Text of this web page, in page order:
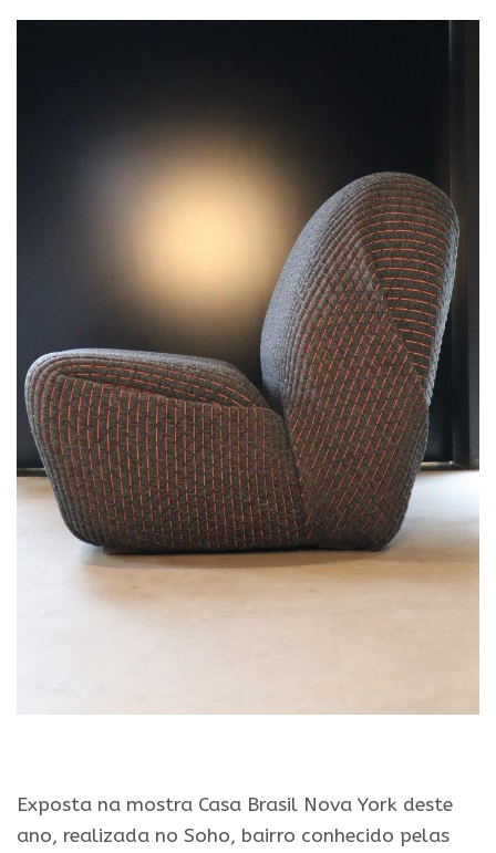
Exposta na mostra Casa Brasil Nova York deste
ano, realizada no Soho, bairro conhecido pelas